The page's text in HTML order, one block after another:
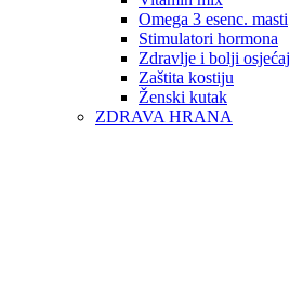
Omega 3 esenc. masti
Stimulatori hormona
Zdravlje i bolji osjećaj
Zaštita kostiju
Ženski kutak
ZDRAVA HRANA